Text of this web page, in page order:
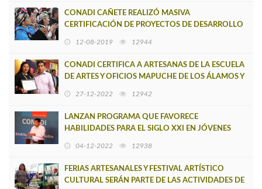
CONADI CAÑETE REALIZÓ MASIVA
CERTIFICACIÓN DE PROYECTOS DE DESARROLLO
12-08-2019 12944
CONADI CERTIFICA A ARTESANAS DE LA ESCUELA
DE ARTES Y OFICIOS MAPUCHE DE LOS ÁLAMOS Y
27-12-2022 12942
LANZAN PROGRAMA QUE FAVORECE
HABILIDADES PARA EL SIGLO XXI EN JÓVENES
04-12-2022 12938
FERIAS ARTESANALES Y FESTIVAL ARTÍSTICO
CULTURAL SERÁN PARTE DE LAS ACTIVIDADES DE